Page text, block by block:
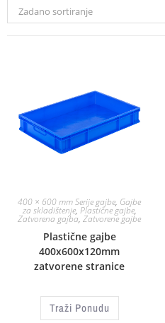
Zadano sortiranje
400 × 600 mm Serije gajbe, Gajbe
za skladištenje, Plastične gajbe,
Zatvorena gajba, Zatvorene gajbe
Plastične gajbe
400x600x120mm
zatvorene stranice
Traži Ponudu